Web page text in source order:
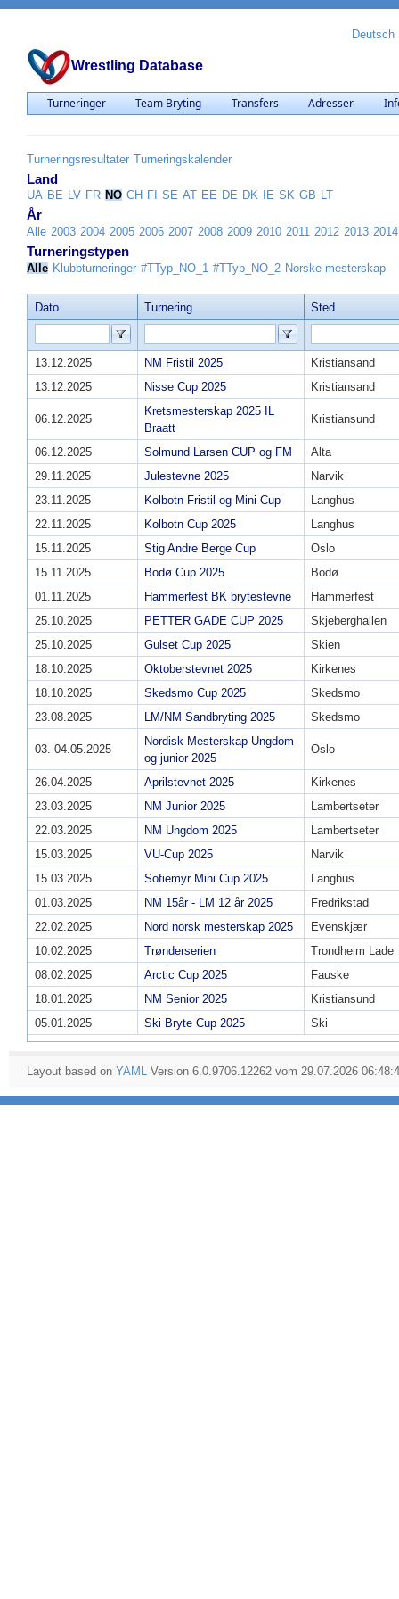
Wrestling Database
Deutsch
Turneringer Team Bryting Transfers Adresser
Turneringsresultater Turneringskalender
Land
UA BE LV FR NO CH FI SE AT EE DE DK IE SK GB LT
År
Alle 2003 2004 2005 2006 2007 2008 2009 2010 2011 2012 2013 2014
Turneringstypen
Alle Klubbturneringer #TTyp_NO_1 #TTyp_NO_2 Norske mesterskap
Dato Turnering Sted
13.12.2025 NM Fristil 2025
Kristiansand
13.12.2025
Nisse Cup 2025 Kristiansand
06.12.2025
Kretsmesterskap 2025 IL
Braatt
Kristiansund
06.12.2025 Solmund Larsen CUP og FM
Alta
29.11.2025
Julestevne 2025
Narvik
23.11.2025
Kolbotn Fristil og Mini Cup
Langhus
22.11.2025
Kolbotn Cup 2025
Langhus
15.11.2025
Stig Andre Berge Cup
Oslo
15.11.2025
Bodø Cup 2025
Bodø
01.11.2025
Hammerfest BK brytestevne
Hammerfest
25.10.2025
PETTER GADE CUP 2025
Skjeberghallen
25.10.2025
Gulset Cup 2025
Skien
18.10.2025
Oktoberstevnet 2025
Kirkenes
18.10.2025
Skedsmo Cup 2025
Skedsmo
23.08.2025
LM/NM Sandbryting 2025 Skedsmo
03.-04.05.2025
Nordisk Mesterskap Ungdom
og junior 2025
Oslo
26.04.2025 Aprilstevnet 2025
Kirkenes
23.03.2025
NM Junior 2025
Lambertseter
22.03.2025
NM Ungdom 2025
Lambertseter
15.03.2025
VU-Cup 2025
Narvik
15.03.2025
Sofiemyr Mini Cup 2025
Langhus
01.03.2025
NM 15år - LM 12 år 2025
Fredrikstad
22.02.2025
Nord norsk mesterskap 2025
Evenskjær
10.02.2025
Trønderserien
Trondheim Lade
08.02.2025
Arctic Cup 2025
Fauske
18.01.2025
NM Senior 2025
Kristiansund
05.01.2025
Ski Bryte Cup 2025 Ski
Layout based on YAML Version 6.0.9706.12262 vom 29.07.2026